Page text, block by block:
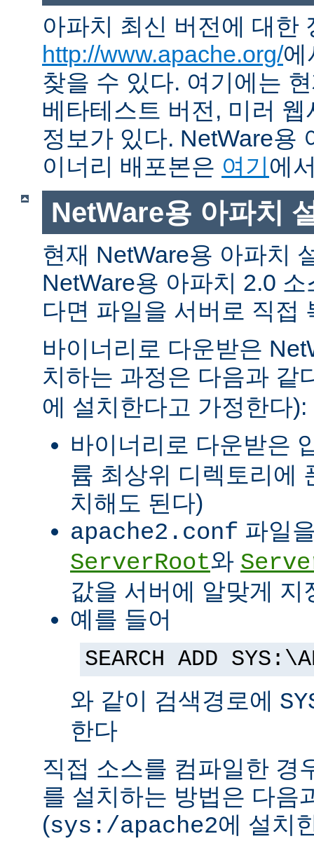
아파치 최신 버전에 대한
http://www.apache.org/에
찾을 수 있다. 여기에는
베타테스트 버전, 미러
정보가 있다. NetWare용
이너리 배포본은 여기에
NetWare용 아파치
현재 NetWare용 아파치
NetWare용 아파치 2.0
다면 파일을 서버로 직접
바이너리로 다운받은
치하는 과정은 다음과 같
에 설치한다고 가정한다):
바이너리로 다운받은
륨 최상위 디렉토리에
치해도 된다)
apache2.conf 파일
ServerRoot와
값을 서버에 알맞게 지
예를 들어
SEARCH ADD
와 같이 검색경로에
한다
직접 소스를 컴파일한 경
를 설치하는 방법은 다음
(sys:/apache2에 설치